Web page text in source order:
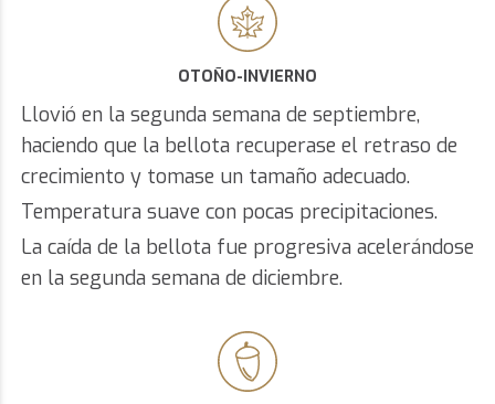
OTOÑO-INVIERNO
Llovió en la segunda semana de septiembre,
haciendo que la bellota recuperase el retraso de
crecimiento y tomase un tamaño adecuado.
Temperatura suave con pocas precipitaciones.
La caída de la bellota fue progresiva acelerándose
en la segunda semana de diciembre.